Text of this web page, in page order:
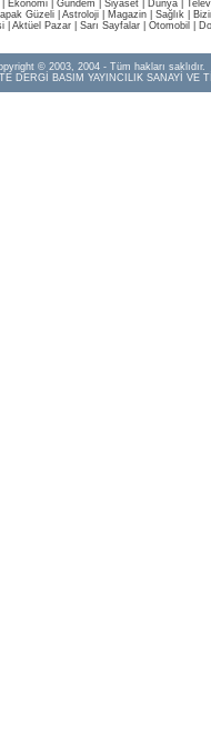
Ekonomi Gündem Siyaset Dünya |
Güzeli Astroloji Magazin Sağlık
| Aktüel Pazar| Sarı Sayfalar| Otomobil
© 2003, 2004 - Tüm hakları saklıdır.
DERGİ BASIM YAYINCILIK SANAYİ VE